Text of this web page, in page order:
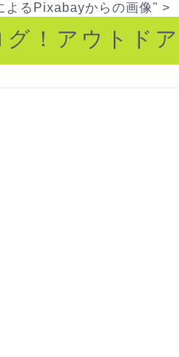
よる Pixabayからの画像" >
グ！アウトド